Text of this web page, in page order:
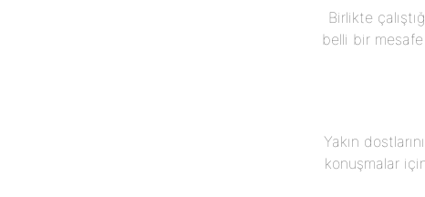
Birlikte
belli bir mesafe
Yakın
konuşmalar